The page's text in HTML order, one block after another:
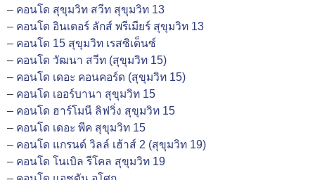
– คอนโด สุขุมวิท สวีท สุขุมวิท 13
– คอนโด อินเตอร์ ลักส์ พรีเมียร์ สุขุมวิท 13
– คอนโด 15 สุขุมวิท เรสซิเด็นซ์
– คอนโด วัฒนา สวีท (สุขุมวิท 15)
– คอนโด เดอะ คอนคอร์ด (สุขุมวิท 15)
– คอนโด เออร์บานา สุขุมวิท 15
– คอนโด ฮาร์โมนี ลิฟวิ่ง สุขุมวิท 15
– คอนโด เดอะ พีค สุขุมวิท 15
– คอนโด แกรนด์ วิลล์ เฮ้าส์ 2 (สุขุมวิท 19)
– คอนโด โนเบิล รีโคล สุขุมวิท 19